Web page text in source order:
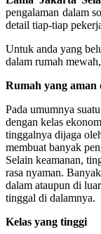
pengalaman dalam
detail tiap-tiap
Untuk anda yang
dalam rumah
Rumah yang aman
Pada umumnya
dengan kelas
tinggalnya dijaga
membuat banyak
Selain keamanan,
rasa nyaman.
dalam ataupun di
tinggal di dalamnya.
Kelas yang tinggi